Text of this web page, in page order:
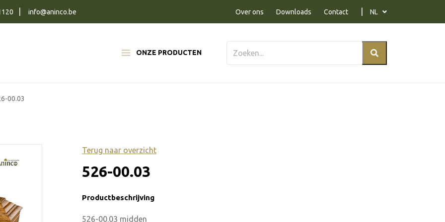
ONZE PRODUCTEN
info@aninco.be Over ons Downloads Contact NL
00.03
Terug naar overzicht
526-00.03
Productbeschrijving
526-00.03 midden